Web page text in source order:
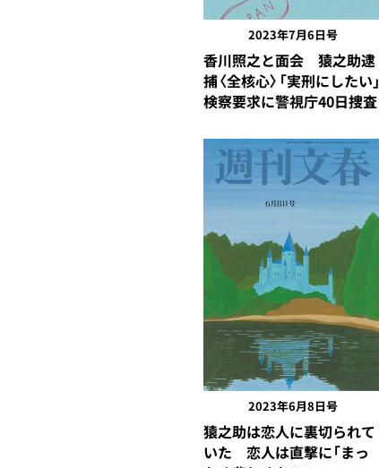
2023年7月6日号
香川照之と面会 猿之助逮
捕〈全核心〉「実刑にしたい」
検察要求に警視庁40日捜査
2023年6月8日号
猿之助は恋人に裏切られて
いた 恋人は直撃に「まっ